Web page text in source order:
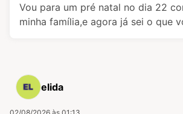
Vou para um pré natal no dia 22
minha família,e agora já sei o que
elida